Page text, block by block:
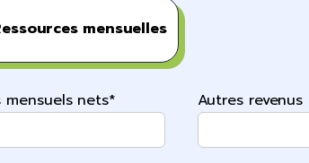
mensuelles
mensuels nets* Autres revenus